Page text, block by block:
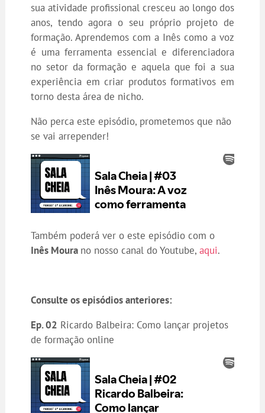
sua atividade profissional cresceu ao longo dos
anos, tendo agora o seu próprio projeto de
formação. Aprendemos com a Inês como a voz
é uma ferramenta essencial e diferenciadora
no setor da formação e aquela que foi a sua
experiência em criar produtos formativos em
torno desta área de nicho.
Não perca este episódio, prometemos que não
se vai arrepender!
Também poderá ver o este episódio com o
Inês Moura no nosso canal do Youtube, aqui.
Consulte os episódios anteriores:
Ep. 02 Ricardo Balbeira: Como lançar projetos
de formação online